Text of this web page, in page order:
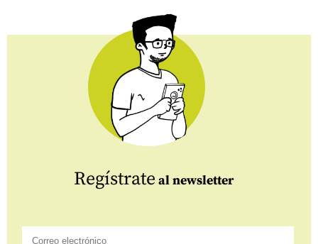
Regístrate al newsletter